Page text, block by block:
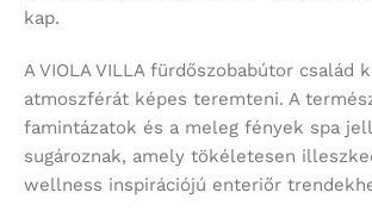
kap.
A VIOLA VILLA fürdőszobabútor család
atmoszférát képes teremteni. A
famintázatok és a meleg fények spa
sugároznak, amely tökéletesen
wellness inspirációjú enteriőr